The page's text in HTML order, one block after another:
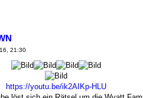
21:30
https://youtu.be/ik2AIKp-HLU